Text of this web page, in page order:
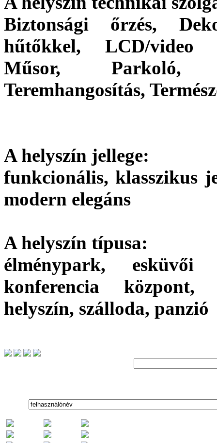
Biztonsági őrzés,
hűtőkkel, LCD/video
Műsor, Parkoló,
Teremhangosítás,
A helyszín jellege:
funkcionális, klasszikus
modern elegáns
A helyszín típusa:
élménypark, esküvői
konferencia központ,
helyszín, szálloda, panzió